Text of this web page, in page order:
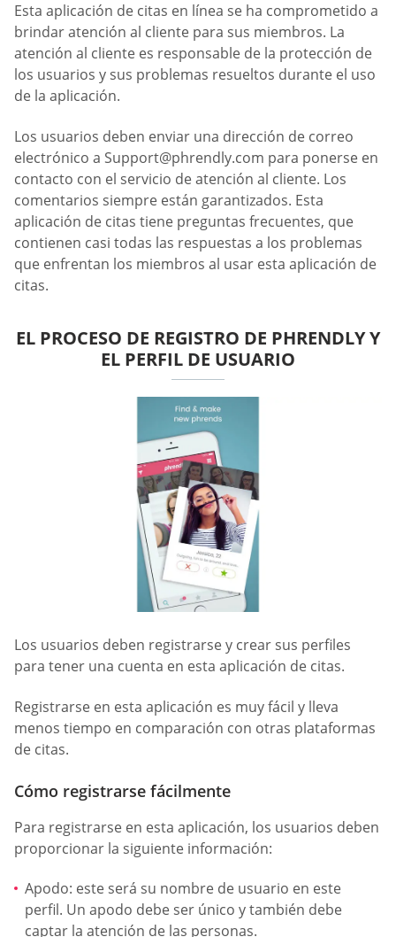
Esta aplicación de citas en línea se ha comprometido a
brindar atención al cliente para sus miembros. La
atención al cliente es responsable de la protección de
los usuarios y sus problemas resueltos durante el uso
de la aplicación.
Los usuarios deben enviar una dirección de correo
electrónico a Support@phrendly.com para ponerse en
contacto con el servicio de atención al cliente. Los
comentarios siempre están garantizados. Esta
aplicación de citas tiene preguntas frecuentes, que
contienen casi todas las respuestas a los problemas
que enfrentan los miembros al usar esta aplicación de
citas.
EL PROCESO DE REGISTRO DE PHRENDLY Y
EL PERFIL DE USUARIO
Los usuarios deben registrarse y crear sus perfiles
para tener una cuenta en esta aplicación de citas.
Registrarse en esta aplicación es muy fácil y lleva
menos tiempo en comparación con otras plataformas
de citas.
Cómo registrarse fácilmente
Para registrarse en esta aplicación, los usuarios deben
proporcionar la siguiente información:
Apodo: este será su nombre de usuario en este
perfil. Un apodo debe ser único y también debe
captar la atención de las personas.